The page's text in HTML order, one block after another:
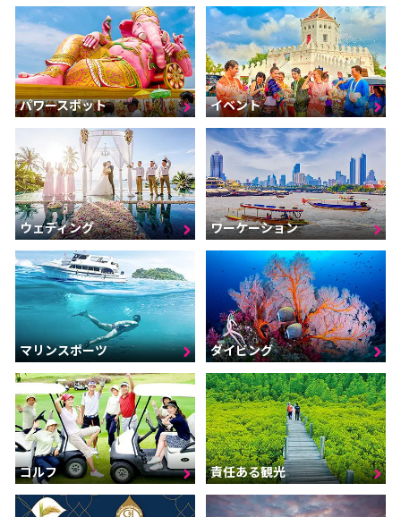
パワースポット イベント
ウェディング ワーケーション
マリンスポーツ ダイビング
ゴルフ 責任ある観光